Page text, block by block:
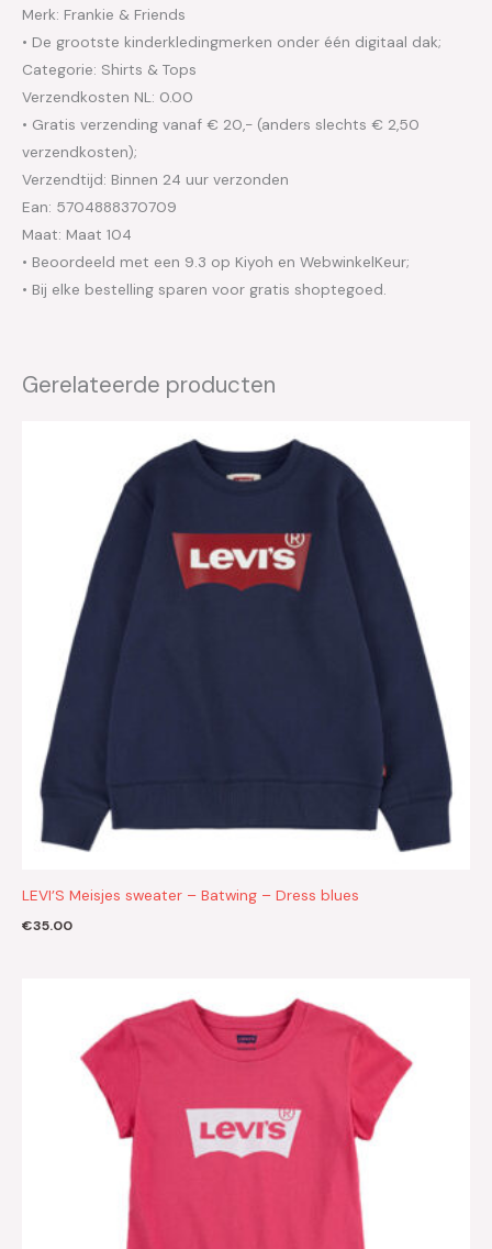
Merk: Frankie & Friends
• De grootste kinderkledingmerken onder één digitaal dak;
Categorie: Shirts & Tops
Verzendkosten NL: 0.00
• Gratis verzending vanaf € 20,- (anders slechts € 2,50
verzendkosten);
Verzendtijd: Binnen 24 uur verzonden
Ean: 5704888370709
Maat: Maat 104
• Beoordeeld met een 9.3 op Kiyoh en WebwinkelKeur;
• Bij elke bestelling sparen voor gratis shoptegoed.
Gerelateerde producten
LEVI’S Meisjes sweater – Batwing – Dress blues
€35.00